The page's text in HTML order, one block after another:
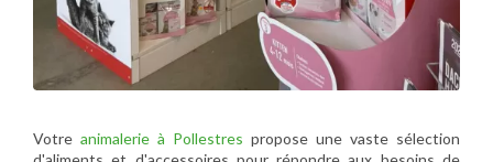
Votre animalerie à Pollestres propose une vaste sélection